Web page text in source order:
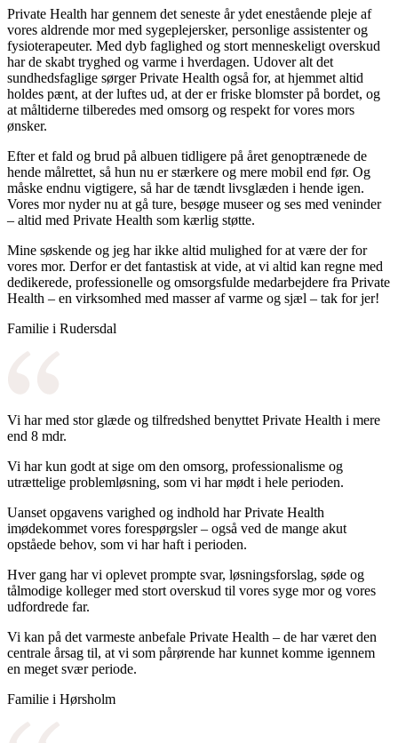
Private Health har gennem det seneste år ydet enestående pleje af
vores aldrende mor med sygeplejersker, personlige assistenter og
fysioterapeuter. Med dyb faglighed og stort menneskeligt overskud
har de skabt tryghed og varme i hverdagen. Udover alt det
sundhedsfaglige sørger Private Health også for, at hjemmet altid
holdes pænt, at der luftes ud, at der er friske blomster på bordet, og
at måltiderne tilberedes med omsorg og respekt for vores mors
ønsker.
Efter et fald og brud på albuen tidligere på året genoptrænede de
hende målrettet, så hun nu er stærkere og mere mobil end før. Og
måske endnu vigtigere, så har de tændt livsglæden i hende igen.
Vores mor nyder nu at gå ture, besøge museer og ses med veninder
– altid med Private Health som kærlig støtte.
Mine søskende og jeg har ikke altid mulighed for at være der for
vores mor. Derfor er det fantastisk at vide, at vi altid kan regne med
dedikerede, professionelle og omsorgsfulde medarbejdere fra Private
Health – en virksomhed med masser af varme og sjæl – tak for jer!
Familie i Rudersdal
Vi har med stor glæde og tilfredshed benyttet Private Health i mere
end 8 mdr.
Vi har kun godt at sige om den omsorg, professionalisme og
utrættelige problemløsning, som vi har mødt i hele perioden.
Uanset opgavens varighed og indhold har Private Health
imødekommet vores forespørgsler – også ved de mange akut
opståede behov, som vi har haft i perioden.
Hver gang har vi oplevet prompte svar, løsningsforslag, søde og
tålmodige kolleger med stort overskud til vores syge mor og vores
udfordrede far.
Vi kan på det varmeste anbefale Private Health – de har været den
centrale årsag til, at vi som pårørende har kunnet komme igennem
en meget svær periode.
Familie i Hørsholm